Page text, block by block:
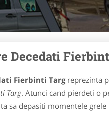
Decedati
Fierbinti Targreprezinta
Targ. Atunci cand pierdeti o
sa depasiti momentele